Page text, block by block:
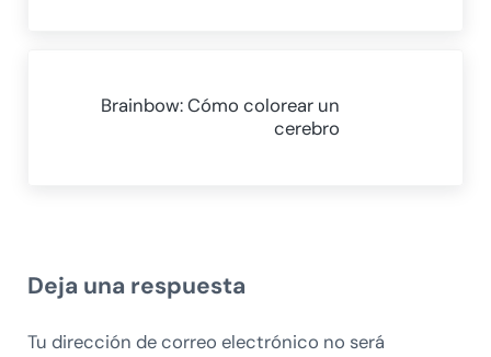
Brainbow: Cómo colorear un
cerebro
Deja una respuesta
Tu dirección de correo electrónico no será